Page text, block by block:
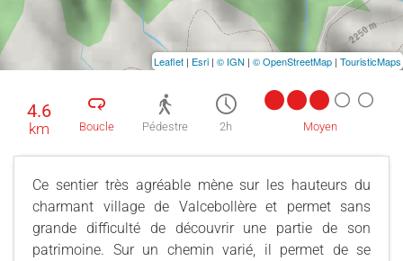
4.6
km Boucle Pédestre 2h Moyen
Ce sentier très agréable mène sur les hauteurs du
charmant village de Valcebollère et permet sans
grande difficulté de découvrir une partie de son
patrimoine. Sur un chemin varié, il permet de se
Leaflet | Esri | © IGN | © OpenStreetMap | TouristicMaps